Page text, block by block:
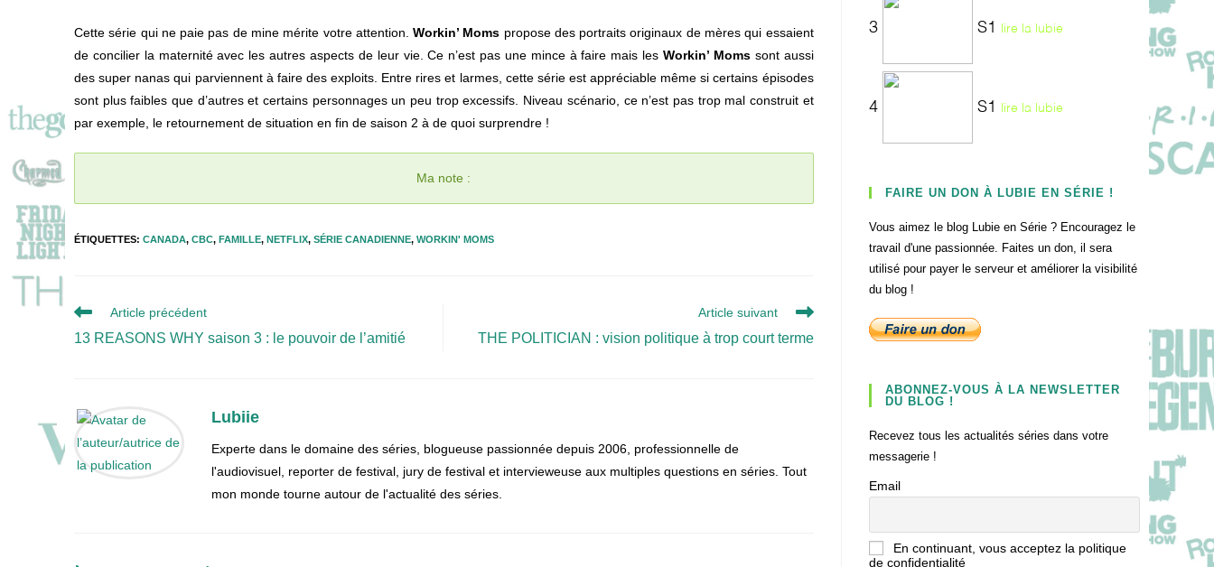
Cette série qui ne paie pas de mine mérite votre attention.Workin’ Moms propose des portraits originaux de mères qui essaient
de concilier la maternité avec les autres aspects de leur vie. Ce n’est pas une mince à faire mais lesWorkin’ Momssont aussi
des super nanas qui parviennent à faire des exploits. Entre rires et larmes, cette série est appréciable même si certains épisodes
sont plus faibles que d’autres et certains personnages un peu trop excessifs. Niveau scénario, ce n’est pas trop mal construit et
par exemple, le retournement de situation en fin de saison 2 à de quoi surprendre !
Ma note :
ÉTIQUETTES: CANADA, CBC, FAMILLE, NETFLIX, SÉRIE CANADIENNE, WORKIN' MOMS
Read
articles
Article précédent
13 REASONS WHY saison 3 : le pouvoir de l’amitié
Article suivant
THE POLITICIAN : vision politique à trop court terme
Lubiie
Experte dans le domaine des séries, blogueuse passionnée depuis 2006, professionnelle de
l'audiovisuel, reporter de festival, jury de festival et intervieweuse aux multiples questions en séries. Tout
mon monde tourne autour de l'actualité des séries.
3 S1 lire la lubie
4 S1 lire la lubie
FAIRE UN DON À LUBIE EN SÉRIE !
Vous aimez le blog Lubie en Série ? Encouragez le
travail d'une passionnée. Faites un don, il sera
utilisé pour payer le serveur et améliorer la visibilité
du blog !
ABONNEZ-VOUS À LA NEWSLETTER
DU BLOG !
Recevez tous les actualités séries dans votre
messagerie !
Email
En continuant, vous acceptez la politique
de confidentialité